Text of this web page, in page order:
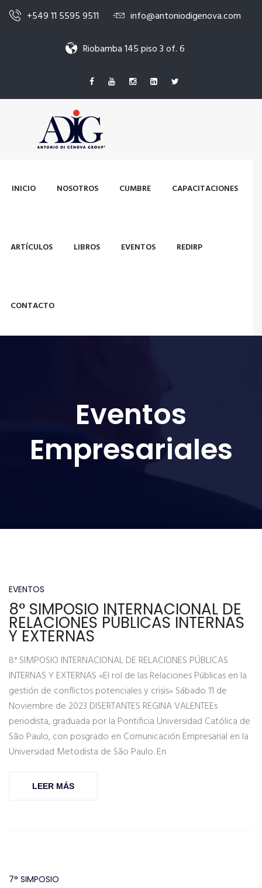
+549 11 5595 9511 info@antoniodigenova.com
Riobamba 145 piso 3 of. 6
INICIO NOSOTROS CUMBRE CAPACITACIONES
ARTÍCULOS LIBROS EVENTOS REDIRP
CONTACTO
Eventos
Empresariales
EVENTOS
8° SIMPOSIO INTERNACIONAL DE
RELACIONES PÚBLICAS INTERNAS
Y EXTERNAS
8° SIMPOSIO INTERNACIONAL DE RELACIONES PÚBLICAS
INTERNAS Y EXTERNAS «El rol de las Relaciones Públicas en la
gestión de conflictos potenciales y crisis» Sábado 11 de
Noviembre de 2023 DISERTANTES REGINA VALENTEEs
periodista, graduada por la Pontificia Universidad Católica de
São Paulo, con posgrado en Comunicación Empresarial en la
Universidad Metodista de São Paulo. En
LEER MÁS
7° SIMPOSIO